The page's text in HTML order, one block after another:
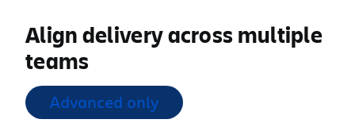
Align delivery across multiple
teams
Advanced only